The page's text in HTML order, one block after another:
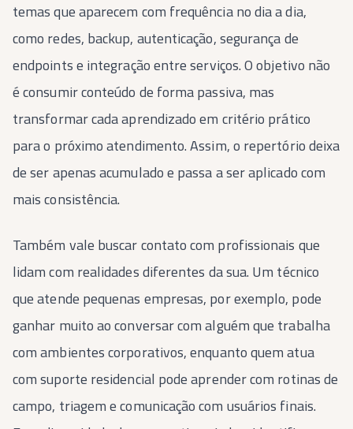
temas que aparecem com frequência no dia a dia,
como redes, backup, autenticação, segurança de
endpoints e integração entre serviços. O objetivo não
é consumir conteúdo de forma passiva, mas
transformar cada aprendizado em critério prático
para o próximo atendimento. Assim, o repertório deixa
de ser apenas acumulado e passa a ser aplicado com
mais consistência.
Também vale buscar contato com profissionais que
lidam com realidades diferentes da sua. Um técnico
que atende pequenas empresas, por exemplo, pode
ganhar muito ao conversar com alguém que trabalha
com ambientes corporativos, enquanto quem atua
com suporte residencial pode aprender com rotinas de
campo, triagem e comunicação com usuários finais.